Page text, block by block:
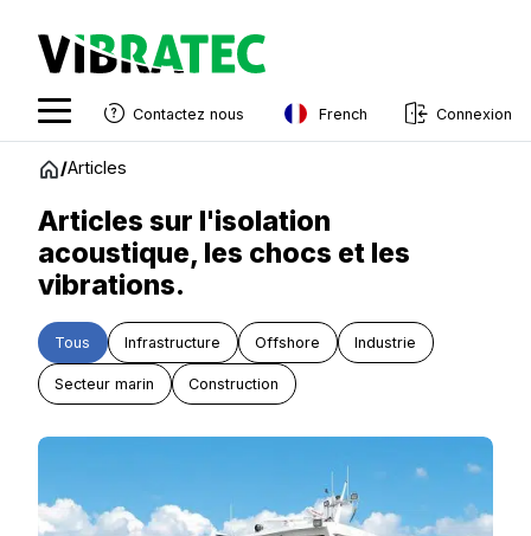
contenu
Contactez nous French
Norwegian
Estonian
Connexion
/Articles
Articles sur l'isolation
acoustique, les chocs et les
vibrations.
Tous Infrastructure Offshore Industrie
Secteur marin Construction